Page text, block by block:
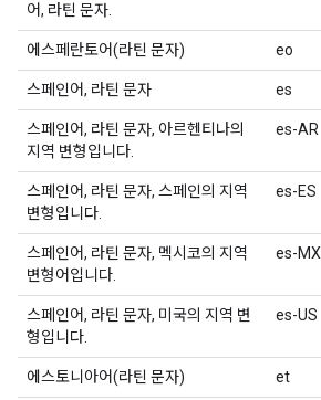
어, 라틴 문자.
에스페란토어(라틴 문자) eo
스페인어, 라틴 문자 es
스페인어, 라틴 문자, 아르헨티나의
지역 변형입니다.
es-AR
스페인어, 라틴 문자, 스페인의 지역
변형입니다.
es-ES
스페인어, 라틴 문자, 멕시코의 지역
변형어입니다.
es-MX
스페인어, 라틴 문자, 미국의 지역 변
형입니다.
es-US
에스토니아어(라틴 문자) et